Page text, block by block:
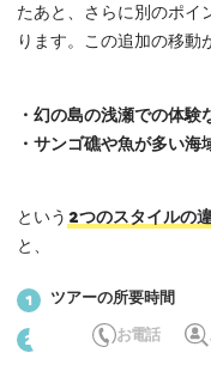
たあと、さらに別のポイ
ります。この追加の移動
・幻の島の浅瀬での体験
・サンゴ礁や魚が多い海
という 2つのスタイルの
と、
1 ツアーの所要時間
2 スケジュール詳細に
お電話